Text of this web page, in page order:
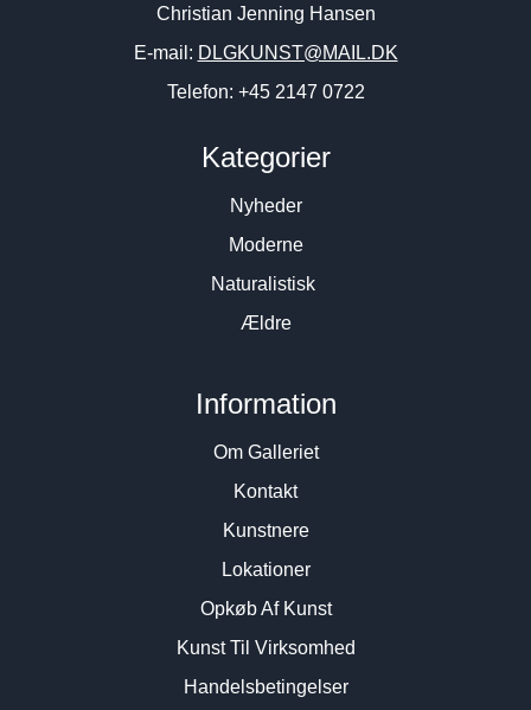
Christian Jenning Hansen
E-mail: DLGKUNST@MAIL.DK
Telefon: +45 2147 0722
Kategorier
Nyheder
Moderne
Naturalistisk
Ældre
Information
Om Galleriet
Kontakt
Kunstnere
Lokationer
Opkøb Af Kunst
Kunst Til Virksomhed
Handelsbetingelser